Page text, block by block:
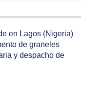
en Lagos (Nigeria)
de graneles
y despacho de